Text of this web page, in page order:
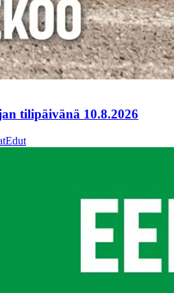
tilipäivänä 10.8.2026
Edut